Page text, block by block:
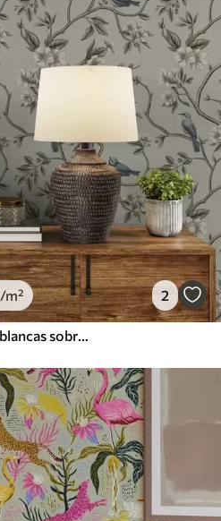
/m² 2
Ramas con pájaros y flores blancas sobre un fondo delicado